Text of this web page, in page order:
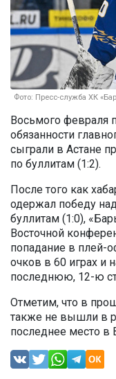
Фото: Пресс-служба ХК
Восьмого февраля
обязанности
сыграли в Астане
по буллитам (1:2).
После того как
одержал победу
буллитам (1:0),
Восточной
попадание в плей-
очков в 60 играх и
последнюю, 12-ю
Отметим, что в
также не вышли в
последнее место в